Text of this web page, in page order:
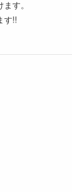
す。
す!!